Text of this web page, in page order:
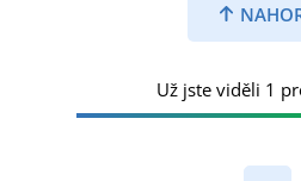
Už jste viděli 1